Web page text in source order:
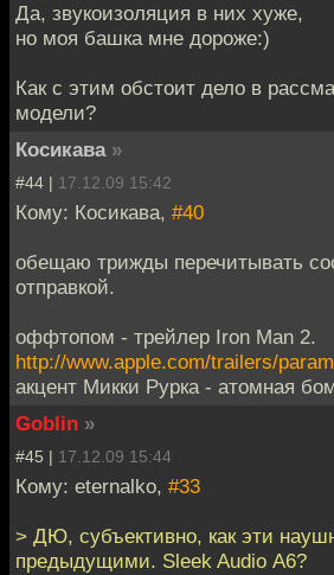
Да, звукоизоляция в них хуже,
но моя башка мне дороже:)
Как с этим обстоит дело в
модели?
Косикава »
#44 | 17.12.09 15:42
Кому: Косикава, #40
обещаю трижды перечитывать
отправкой.
оффтопом - трейлер Iron Man 2.
http://www.apple.com/trailers/
акцент Микки Рурка - атомная
Goblin »
#45 | 17.12.09 15:44
Кому: eternalko, #33
> ДЮ, субъективно, как эти
предыдущими. Sleek Audio А6?